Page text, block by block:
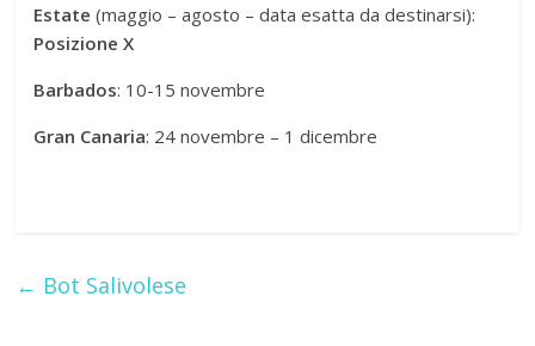
Estate (maggio – agosto – data esatta da destinarsi):
Posizione X
Barbados: 10-15 novembre
Gran Canaria: 24 novembre – 1 dicembre
← Bot Salivolese